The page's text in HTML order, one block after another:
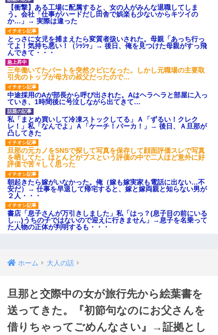
【衝撃】ある工場に配属すると、女の人がみんな退職してしま
う。会社「仕事がハードだし田舎で娯楽も少ないからキツイの
か…」→ 実際は違った
とっさに女児を捕まえたら変質者扱いされた。母親「あっち行っ
てよ！気持ち悪い！（ｼｯｼｯ」→ 後日、俺を見つけた母親がすっ飛
んできて・・・
三年働いてたパートを突然クビになった。しかし元職場の主要取
引先のトップが母方の叔父だったので…
中途採用のAが部長から呼び出された。Aはヘラヘラと部屋に入っ
ていき、1時間後に号泣しながら出てきて…
私「まとめ買いして冷凍ストックしてる」Ａ「ずるい！クレク
レ！」私「なんでよ」Ａ「ケーチ！バーカ！」→ 後日、Ａ旦那が
凸してきた
旦那の元カノをSNSで探して写真を保存して顔面評価スレで写真
を晒してた。ほとんどがブスという評価の中で二人ほど意外に好
評価で苦々しく思った
朝起きたら嫁がいなかった。俺（嫁も嫁実家も電話に出ない…不
安だ）→ 仕事を早退して帰宅すると、嫁と嫁両親と知らない男が
２人・・・
書店「息子さんが万引きしました」私「はっ？(息子目の前にいる
し…)うちの子ではないので迎えに行きません」→息子を名乗って
た人物の正体が判明するも・・・
ホーム 大人の話
旦那と交際中の女が旅行先から絵葉書を
送ってきた。『初節句なのにお父さんを
借りちゃってごめんなさい』→証拠とし